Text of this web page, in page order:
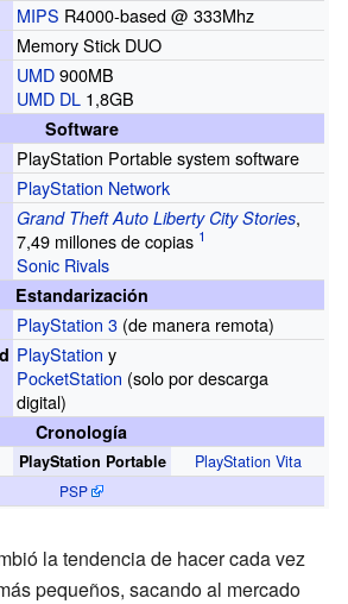
MIPS R4000-based @ 333Mhz
Memory Stick DUO
UMD900MB
UMD DL 1,8GB
Software
PlayStation Portable system software
PlayStation Network
Grand Theft Auto Liberty City Stories,
7,49 millones de copias
Sonic Rivals
Estandarización
PlayStation 3 (de manera remota)
PlayStation y
PocketStation (solo por descarga
digital)
Cronología
PlayStation Portable PlayStation Vita
PSP
la tendencia de hacer cada vez
pequeños, sacando al mercado